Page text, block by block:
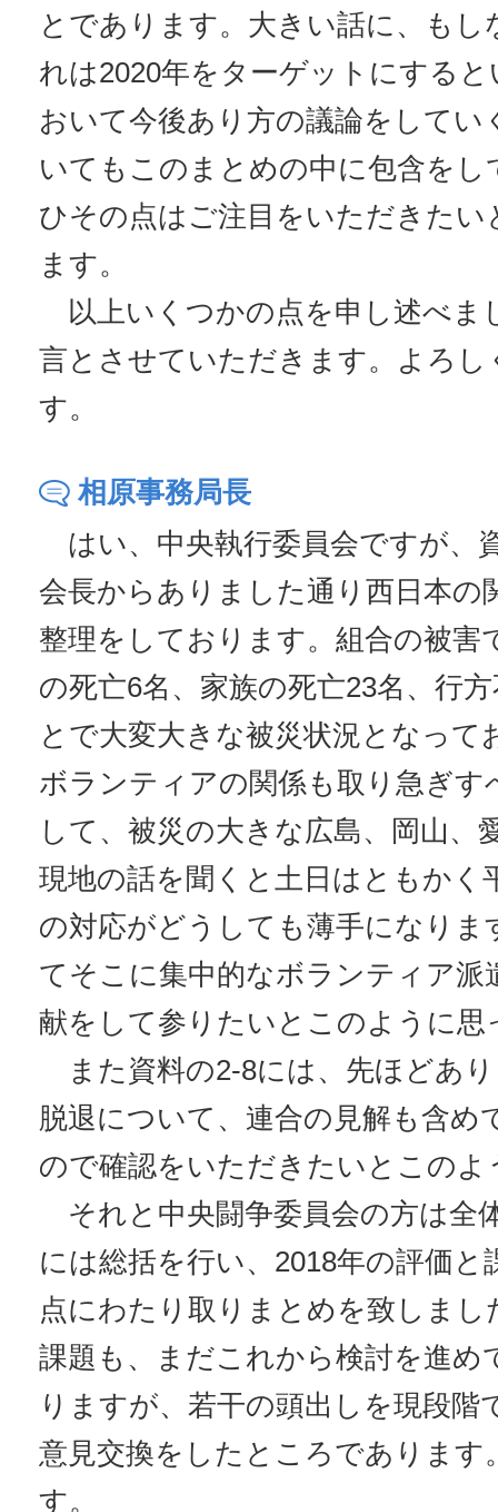
とであります。大きい話に、も
れは2020年をターゲットにする
おいて今後あり方の議論をしてい
いてもこのまとめの中に包含を
ひその点はご注目をいただきたい
ます。
以上いくつかの点を申し述べま
言とさせていただきます。よろし
す。
相原事務局長
はい、中央執行委員会ですが、
会長からありました通り西日本の
整理をしております。組合の被害
の死亡6名、家族の死亡23名、行
とで大変大きな被災状況となって
ボランティアの関係も取り急ぎす
して、被災の大きな広島、岡山、
現地の話を聞くと土日はともかく
の対応がどうしても薄手になりま
てそこに集中的なボランティア派
献をして参りたいとこのように思
また資料の2-8には、先ほどあ
脱退について、連合の見解も含め
ので確認をいただきたいとこのよ
それと中央闘争委員会の方は全
には総括を行い、2018年の評価
点にわたり取りまとめを致しまし
課題も、まだこれから検討を進め
りますが、若干の頭出しを現段階
意見交換をしたところであります
す。